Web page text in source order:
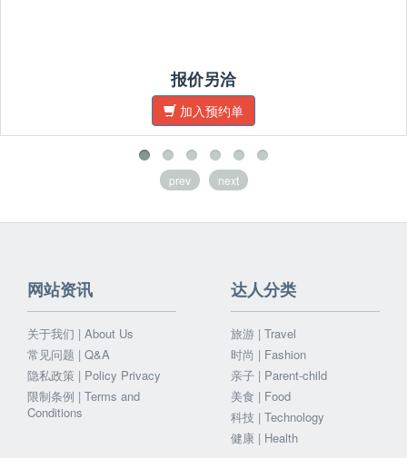
报价另洽
加入预约单
prev next
网站资讯
关于我们 | About Us
常见问题 | Q&A
隐私政策 | Policy Privacy
限制条例 | Terms and
Conditions
达人分类
旅游 | Travel
时尚 | Fashion
亲子 | Parent-child
美食 | Food
科技 | Technology
健康 | Health